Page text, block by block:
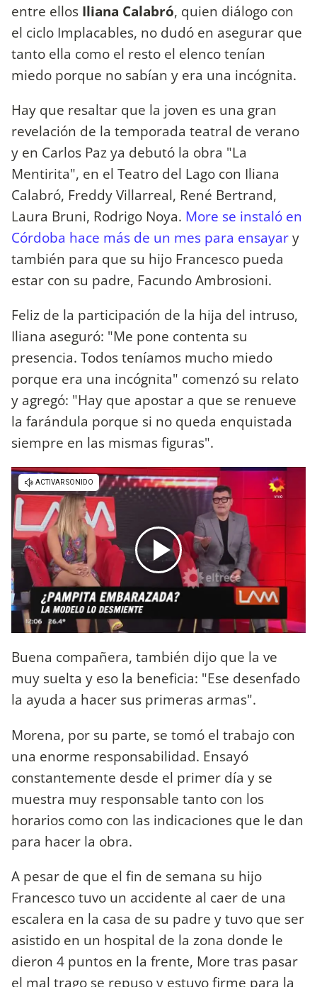
entre ellos Iliana Calabró, quien diálogo con
el ciclo Implacables, no dudó en asegurar que
tanto ella como el resto el elenco tenían
miedo porque no sabían y era una incógnita.
Hay que resaltar que la joven es una gran
revelación de la temporada teatral de verano
y en Carlos Paz ya debutó la obra "La
Mentirita", en el Teatro del Lago con Iliana
Calabró, Freddy Villarreal, René Bertrand,
Laura Bruni, Rodrigo Noya. More se instaló en
Córdoba hace más de un mes para ensayary
también para que su hijo Francesco pueda
estar con su padre, Facundo Ambrosioni.
Feliz de la participación de la hija del intruso,
Iliana aseguró: "Me pone contenta su
presencia. Todos teníamos mucho miedo
porque era una incógnita" comenzó su relato
y agregó: "Hay que apostar a que se renueve
la farándula porque si no queda enquistada
siempre en las mismas figuras".
Buena compañera, también dijo que la ve
muy suelta y eso la beneficia: "Ese desenfado
la ayuda a hacer sus primeras armas".
Morena, por su parte, se tomó el trabajo con
una enorme responsabilidad. Ensayó
constantemente desde el primer día y se
muestra muy responsable tanto con los
horarios como con las indicaciones que le dan
para hacer la obra.
A pesar de que el fin de semana su hijo
Francesco tuvo un accidente al caer de una
escalera en la casa de su padre y tuvo que ser
asistido en un hospital de la zona donde le
dieron 4 puntos en la frente, More tras pasar
el mal trago se repuso y estuvo firme para la